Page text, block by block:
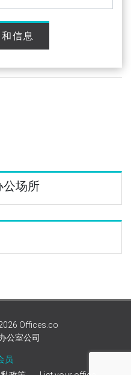
信息
公场所
Offices.co
公室公司
员